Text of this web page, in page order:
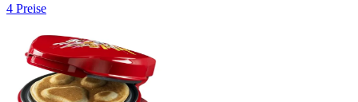
4 Preise